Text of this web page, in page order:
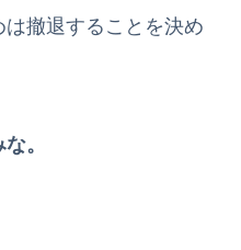
撤退することを決め
。